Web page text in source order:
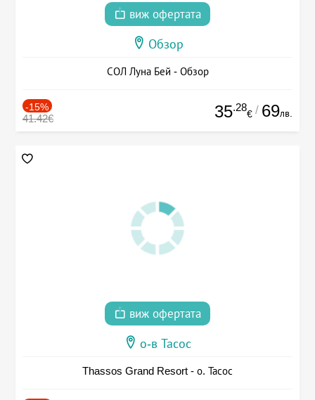
виж офертата
Обзор
СОЛ Луна Бей - Обзор
-15%
41.42€ 35.28
€ / 69лв.
виж офертата
о-в Тасос
Thassos Grand Resort - о. Тасос